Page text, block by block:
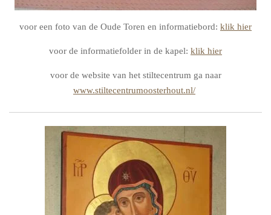
voor een foto van de Oude Toren en informatiebord: klik hier
voor de informatiefolder in de kapel: klik hier
voor de website van het stiltecentrum ga naar
www.stiltecentrumoosterhout.nl/